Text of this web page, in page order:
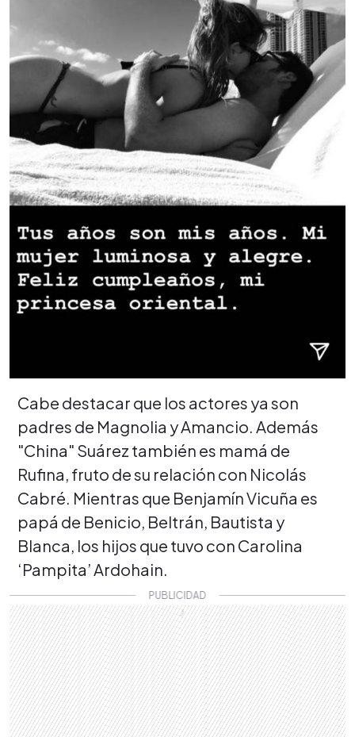
Cabe destacar que los actores ya son
padres de Magnolia y Amancio. Además
"China" Suárez también es mamá de
Rufina, fruto de su relación con Nicolás
Cabré. Mientras que Benjamín Vicuña es
papá de Benicio, Beltrán, Bautista y
Blanca, los hijos que tuvo con Carolina
‘Pampita’ Ardohain.